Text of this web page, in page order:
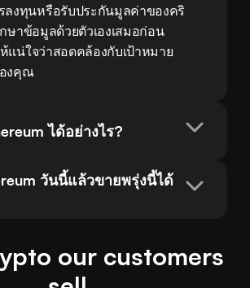
ลงทุนหรือรับประกันมูลค่าของคริ
ษาข้อมูลด้วยตัวเองเสมอก่อน
แน่ใจว่าสอดคล้องกับเป้าหมาย
องคุณ
ได้อย่างไร?
วันนี้แล้วขายพรุ่งนี้ได้
our customers